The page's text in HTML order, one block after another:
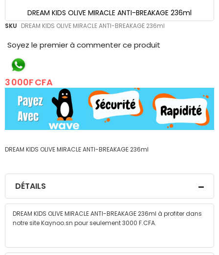
SKU DREAM KIDS OLIVE MIRACLE ANTI-BREAKAGE 236ml
Soyez le premier à commenter ce produit
3 000F CFA
DREAM KIDS OLIVE MIRACLE ANTI-BREAKAGE 236ml
DREAM KIDS OLIVE MIRACLE ANTI-BREAKAGE 236ml
Skip
the
the
images
gallery
DÉTAILS
DREAM KIDS OLIVE MIRACLE ANTI-BREAKAGE 236ml à profiter dans
notre site Kaynoo.sn pour seulement 3000 F.CFA.